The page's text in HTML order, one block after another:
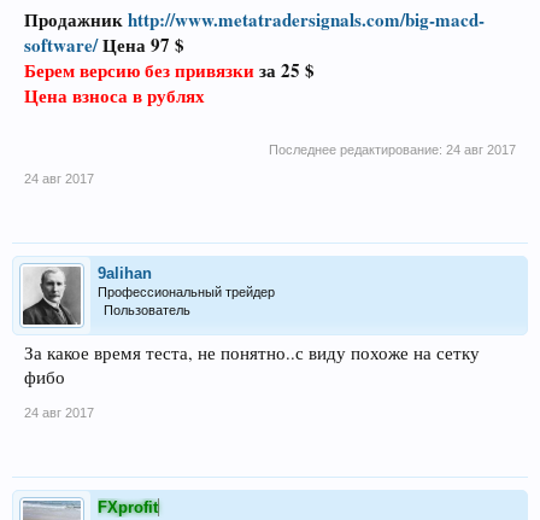
Продажникhttp://www.metatradersignals.com/big-macd-
software/Цена 97 $
Берем версию без привязкиза 25 $
Цена взноса в рублях
Последнее редактирование: 24 авг 2017
24 авг 2017
9alihan
Профессиональный трейдер
Пользователь
За какое время теста, не понятно..с виду похоже на сетку
фибо
24 авг 2017
FXprofit